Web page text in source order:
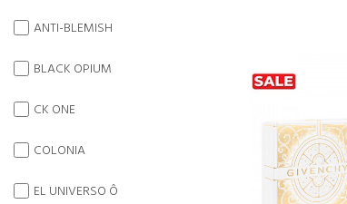
ANTI-BLEMISH
BLACK OPIUM
CK ONE
COLONIA
EL UNIVERSO Ô